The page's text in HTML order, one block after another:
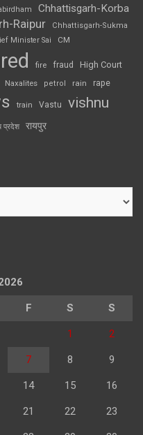
Chhattisgarh-Korba
Raipur
Chhattisgarh-Sukma
Minister Sai CM
fire fraud High Court
Naxalites petrol rain rape
train Vastu vishnu
प्रदेश रायपुर
F S S
1 2
7 8 9
14 15 16
21 22 23